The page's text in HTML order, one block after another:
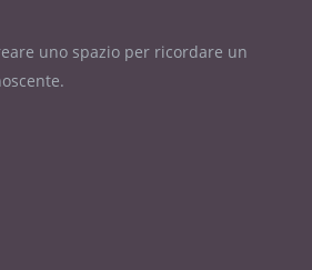
uno spazio per ricordare un